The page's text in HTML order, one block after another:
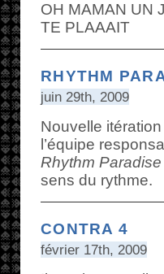
OH MAMAN UN
TE PLAAAIT
RHYTHM
juin 29th, 2009
Nouvelle
l’équipe
Rhythm Paradise
sens du rythme.
CONTRA 4
février 17th, 2009